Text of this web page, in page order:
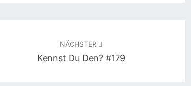
NÄCHSTER
Kennst Du Den? #179